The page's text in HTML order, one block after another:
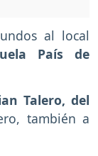
al local
País de
Talero, del
también a